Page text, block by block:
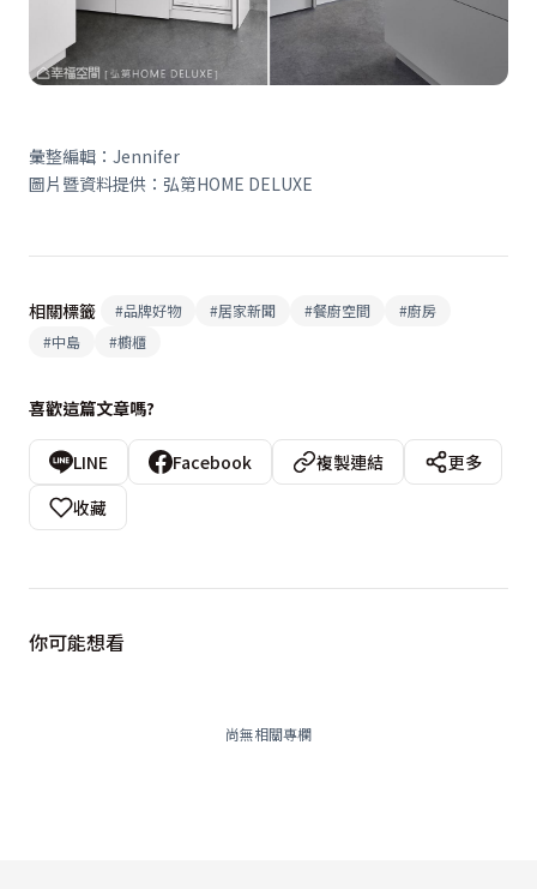
彙整編輯：Jennifer
圖片暨資料提供：弘第HOME DELUXE
相關標籤 #品牌好物 #居家新聞 #餐廚空間 #廚房
#中島 #櫥櫃
喜歡這篇文章嗎?
LINE Facebook 複製連結
更多
收藏
你可能想看
尚無相關專欄